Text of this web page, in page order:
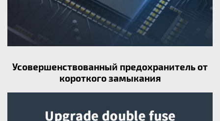
Усовершенствованный предохранитель от
короткого замыкания